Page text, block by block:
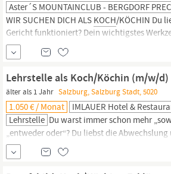
Aster´s MOUNTAINCLUB - BERGDORF
WIR SUCHEN DICH ALS KOCH/KÖCHIN Du
Gericht funktioniert? Dein wichtigstes
Messer und noch schärfere Rezepte? Du lebst
nicht mehr aufhören und du dein Können
stellen kannst? Dann brauchst du nicht mehr
Dezember 2024
Lehrstelle als Koch/Köchin (m/w/d)
älter als 1 Jahr Salzburg, Salzburg Stadt, 5020
1.050 € / Monat
IMLAUER Hotel &
Lehrstelle Du warst immer schon mehr
„entweder oder“? Du liebst die
Routine? Du bist den anderen gerne einen
werde Teil des IMLAUER Teams
bei deiner Ausbildung freuen Drei